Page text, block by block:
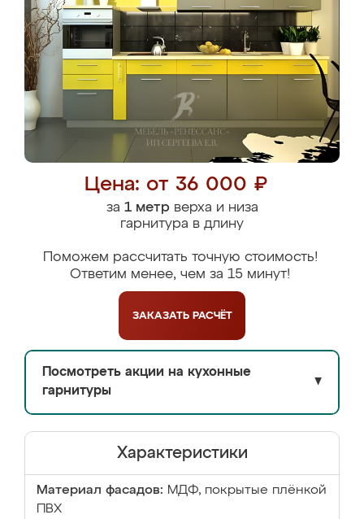
Цена: от 36 000 ₽
за 1 метрверха и низа
гарнитура в длину
Поможем рассчитать точную стоимость!
Ответим менее, чем за 15 минут!
ЗАКАЗАТЬ РАСЧЁТ
Посмотреть акции на кухонные
гарнитуры
▼
Характеристики
Материал фасадов: МДФ, покрытые плёнкой
ПВХ